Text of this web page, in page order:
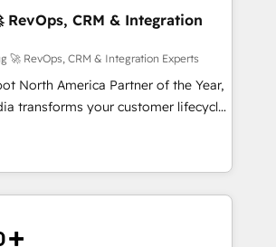
the work.
した全社共通基盤に再構築します。意
現場担当者に並走します。 1️⃣
用支援 顧客データの一元化から、
・自動化まで。全Hub統合運用、デー
ープ横断のCRM統合に対応します。
実行する組織への移行を設計・実装。
等をHubSpotと連携させ、役割定義・
装・定着までPMOとして主導。「設
RevOps, CRM & Integration
🚀 RevOps, CRM & Integration Experts
North America Partner of the Year,
transforms your customer lifecycle
Our unified ecosystem
divisions Globalia (AI &
Success Media (Paid Media),
official home for all three brands. 🔄
powered by Globalia’s